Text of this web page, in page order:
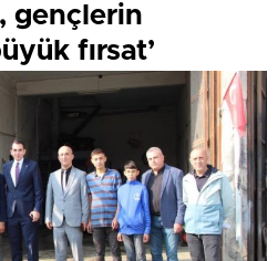
gençlerin
fırsat’